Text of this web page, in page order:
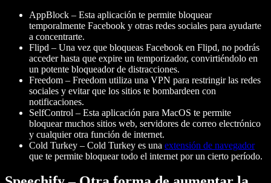
AppBlock – Esta aplicación te permite bloquear
temporalmente Facebook y otras redes sociales para ayudarte
a concentrarte.
Flipd – Una vez que bloqueas Facebook en Flipd, no podrás
acceder hasta que expire un temporizador, convirtiéndolo en
un potente bloqueador de distracciones.
Freedom – Freedom utiliza una VPN para restringir las redes
sociales y evitar que los sitios te bombardeen con
notificaciones.
SelfControl – Esta aplicación para MacOS te permite
bloquear muchos sitios web, servidores de correo electrónico
y cualquier otra función de internet.
Cold Turkey – Cold Turkey es una extensión de navegador
que te permite bloquear todo el internet por un cierto período.